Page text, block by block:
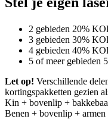
2 gebieden 20%
3 gebieden 30%
4 gebieden 40%
5 of meer gebieden
Let op! Verschillende
kortingspakketten gezien
Kin + bovenlip +
Benen + bovenlip +